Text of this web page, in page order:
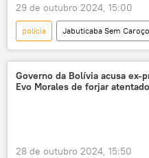
29 de outubro 2024, 15:00
polícia Jabuticaba Sem Caroço
podcast
Brasil
criminalidade
violência urbana
Governo da Bolívia acusa ex-
Evo Morales de forjar
28 de outubro 2024, 15:50